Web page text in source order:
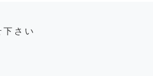
さい